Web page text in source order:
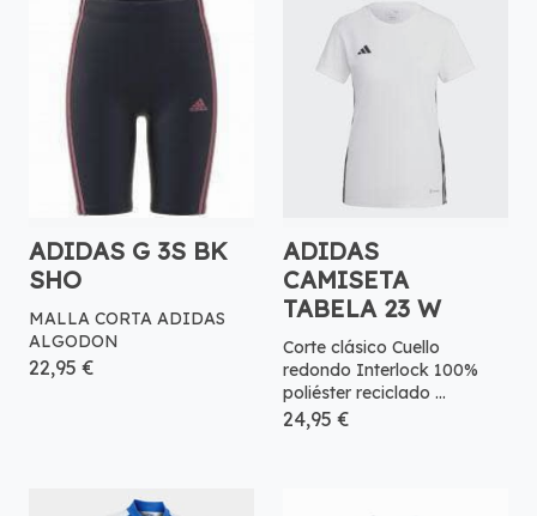
ADIDAS G 3S BK
SHO
MALLA CORTA ADIDAS
ALGODON
22,95 €
ADIDAS
CAMISETA
TABELA 23 W
Corte clásico Cuello
redondo Interlock 100%
poliéster reciclado ...
24,95 €